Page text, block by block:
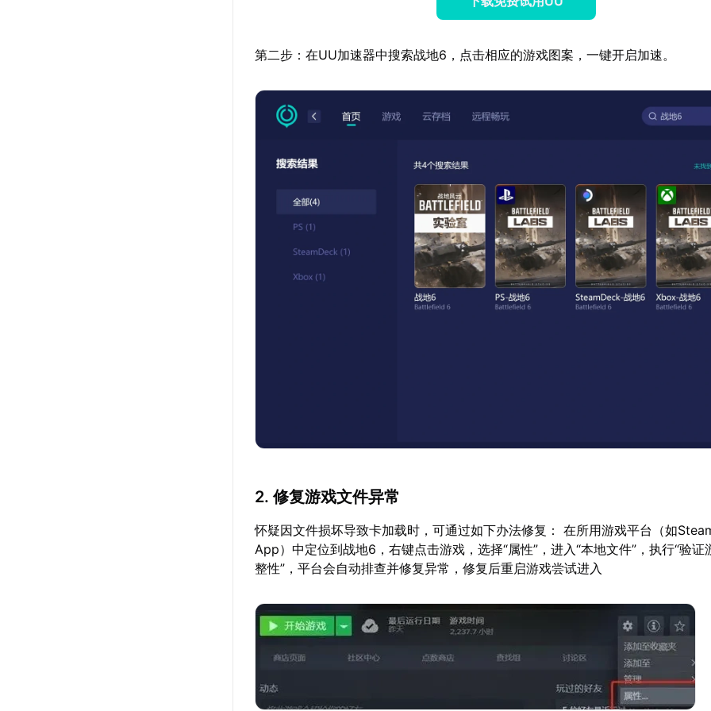
第二步：在UU加速器中搜索战地6，点击相应的游戏图案，一键开启加速。
2. 修复游戏文件异常
怀疑因文件损坏导致卡加载时，可通过如下办法修复： 在所用游戏平台（如
App）中定位到战地6，右键点击游戏，选择“属性”，进入“本地文件”，执行“验证
整性”，平台会自动排查并修复异常，修复后重启游戏尝试进入